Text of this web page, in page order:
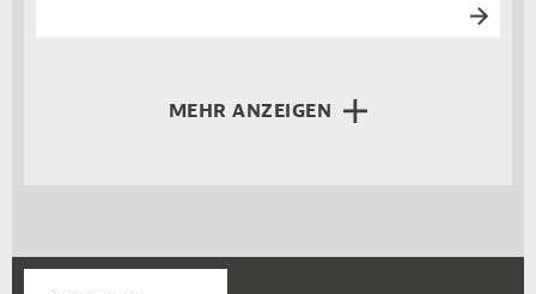
MEHR ANZEIGEN